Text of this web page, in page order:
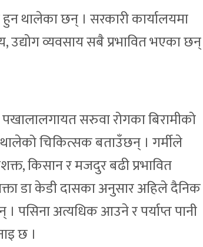
थालेका छन् । सरकारी कार्यालयमा
उद्योग व्यवसाय सबै प्रभावित भएका छन्
सरुवा रोगका बिरामीको
चिकित्सक बताउँछन् । गर्मीले
किसान र मजदुर बढी प्रभावित
डा केडी दासका अनुसार अहिले दैनिक
। पसिना अत्यधिक आउने र पर्याप्त पानी
छ ।